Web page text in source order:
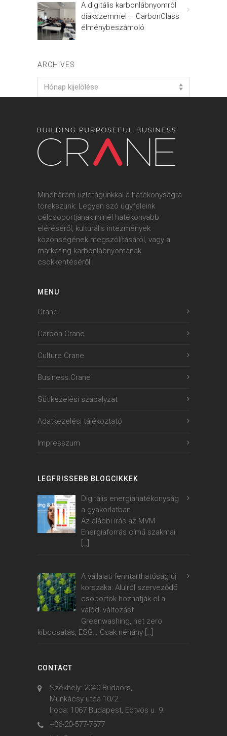
A digitális karbonlábnyomról
diákszemmel – CarbonClass
élménybeszámoló
ARCHIVES
Hónap kijelölése
Mindhárom üzletágunkkal a hatékonyságra
törekszünk: Legyen szó ügyfeleink
célcsoportjának minél hatékonyabb
eléréséről, kulturális intézmények
közönségének megszólításáról, vagy a
marketing karbonlábnyomának
csökkentéséről.
MENU
Crane
Carbon.Crane
Culture.Crane
Business.Crane
Sütikezelési szabalyzat
Adatkezelési tájékoztató
Impresszum
LEGFRISSEBB BLOGCIKKEK
Digitális energiahatékonyság
a gyakorlatban
Az alábbi írás az MVM
Energiaforrás című szakmai
A vállalati fenntarthatóság új
korszaka: Alulról szerveződő
csoportok hozhatják el a
valódi változást
Greenwashing, net zero
kibocsátás, ESG… Csak néhány […]
CONTACT
Székhely: 2040 Budaörs,
Munkácsy utca 10/2.
Iroda: 1067 Budapest, Eötvös u. 9.
+36-20-577-7577